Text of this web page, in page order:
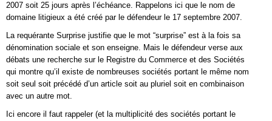
2007 soit 25 jours après l’échéance. Rappelons ici que le nom de
domaine litigieux a été créé par le défendeur le 17 septembre 2007.
La requérante Surprise justifie que le mot “surprise” est à la fois sa
dénomination sociale et son enseigne. Mais le défendeur verse aux
débats une recherche sur le Registre du Commerce et des Sociétés
qui montre qu’il existe de nombreuses sociétés portant le même nom
soit seul soit précédé d’un article soit au pluriel soit en combinaison
avec un autre mot.
Ici encore il faut rappeler (et la multiplicité des sociétés portant le